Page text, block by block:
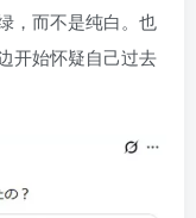
，而不是纯白。也
开始怀疑自己过去